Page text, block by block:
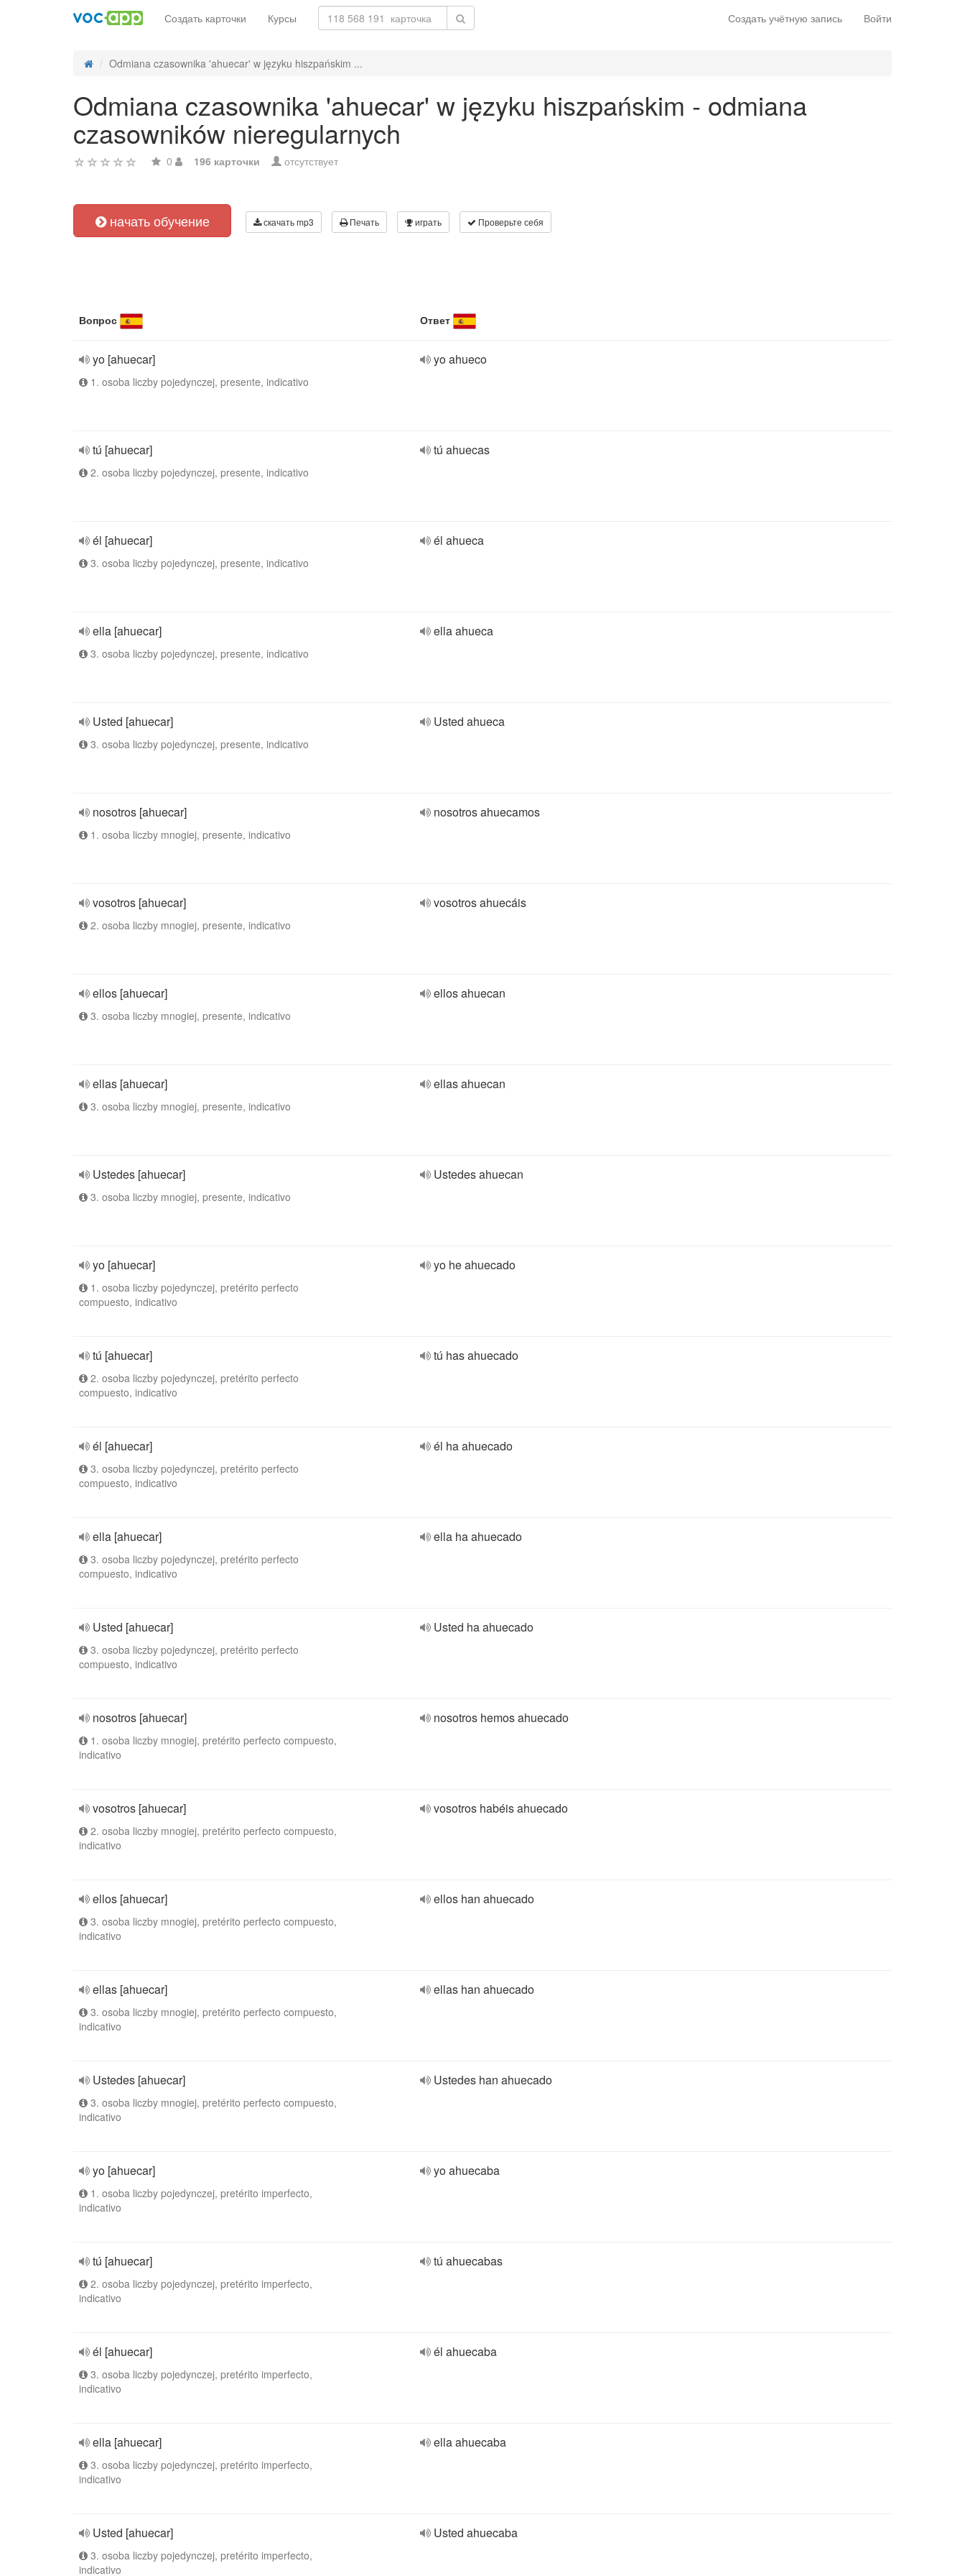
Создать учётную запись Войти
Создать карточки Курсы
Odmiana czasownika 'ahuecar' w języku hiszpańskim ...
Odmiana czasownika 'ahuecar' w języku hiszpańskim - odmiana
czasowników nieregularnych
0 196 карточки отсутствует
начать обучение скачать mp3 Печать играть Проверьте себя
Вопрос Ответ
yo [ahuecar]
1. osoba liczby pojedynczej, presente, indicativo
yo ahueco
tú [ahuecar]
2. osoba liczby pojedynczej, presente, indicativo
tú ahuecas
él [ahuecar]
3. osoba liczby pojedynczej, presente, indicativo
él ahueca
ella [ahuecar]
3. osoba liczby pojedynczej, presente, indicativo
ella ahueca
Usted [ahuecar]
3. osoba liczby pojedynczej, presente, indicativo
Usted ahueca
nosotros [ahuecar]
1. osoba liczby mnogiej, presente, indicativo
nosotros ahuecamos
vosotros [ahuecar]
2. osoba liczby mnogiej, presente, indicativo
vosotros ahuecáis
ellos [ahuecar]
3. osoba liczby mnogiej, presente, indicativo
ellos ahuecan
ellas [ahuecar]
3. osoba liczby mnogiej, presente, indicativo
ellas ahuecan
Ustedes [ahuecar]
3. osoba liczby mnogiej, presente, indicativo
Ustedes ahuecan
yo [ahuecar]
1. osoba liczby pojedynczej, pretérito perfecto
compuesto, indicativo
yo he ahuecado
tú [ahuecar]
2. osoba liczby pojedynczej, pretérito perfecto
compuesto, indicativo
tú has ahuecado
él [ahuecar]
3. osoba liczby pojedynczej, pretérito perfecto
compuesto, indicativo
él ha ahuecado
ella [ahuecar]
3. osoba liczby pojedynczej, pretérito perfecto
compuesto, indicativo
ella ha ahuecado
Usted [ahuecar]
3. osoba liczby pojedynczej, pretérito perfecto
compuesto, indicativo
Usted ha ahuecado
nosotros [ahuecar]
1. osoba liczby mnogiej, pretérito perfecto compuesto,
indicativo
nosotros hemos ahuecado
vosotros [ahuecar]
2. osoba liczby mnogiej, pretérito perfecto compuesto,
indicativo
vosotros habéis ahuecado
ellos [ahuecar]
3. osoba liczby mnogiej, pretérito perfecto compuesto,
indicativo
ellos han ahuecado
ellas [ahuecar]
3. osoba liczby mnogiej, pretérito perfecto compuesto,
indicativo
ellas han ahuecado
Ustedes [ahuecar]
3. osoba liczby mnogiej, pretérito perfecto compuesto,
indicativo
Ustedes han ahuecado
yo [ahuecar]
1. osoba liczby pojedynczej, pretérito imperfecto,
indicativo
yo ahuecaba
tú [ahuecar]
2. osoba liczby pojedynczej, pretérito imperfecto,
indicativo
tú ahuecabas
él [ahuecar]
3. osoba liczby pojedynczej, pretérito imperfecto,
indicativo
él ahuecaba
ella [ahuecar]
3. osoba liczby pojedynczej, pretérito imperfecto,
indicativo
ella ahuecaba
Usted [ahuecar]
3. osoba liczby pojedynczej, pretérito imperfecto,
indicativo
Usted ahuecaba